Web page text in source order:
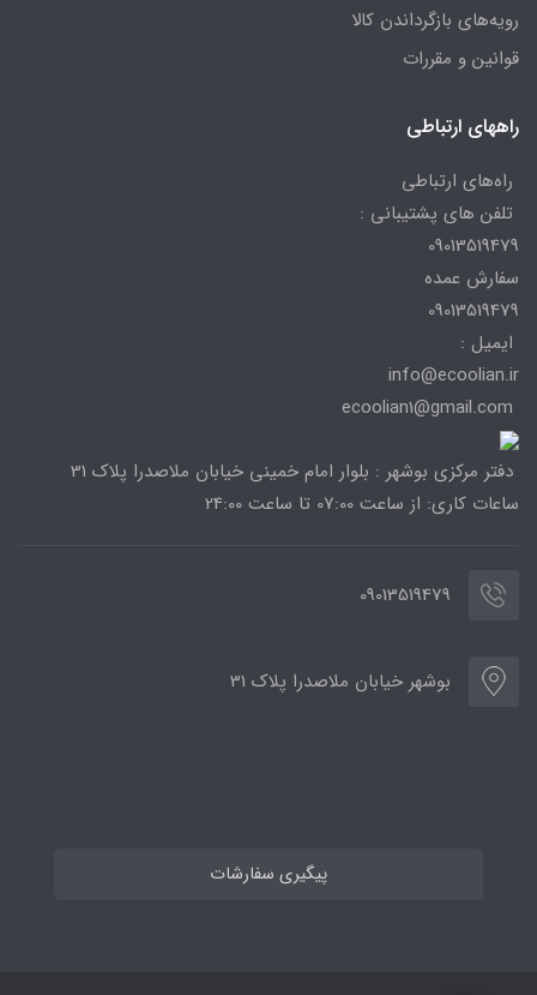
رویه‌های بازگرداندن کالا
قوانین و مقررات
راههای ارتباطی
راه‌های ارتباطی
تلفن های پشتیبانی :
09013519479
سفارش عمده
09013519479
ایمیل :
info@ecoolian.ir
دفتر مرکزی بوشهر : بلوار امام خمینی خیابان ملاصدرا پلاک 31
ساعات کاری: از ساعت 07:00 تا ساعت 24:00
09013519479
بوشهر خیابان ملاصدرا پلاک 31
پیگیری سفارشات